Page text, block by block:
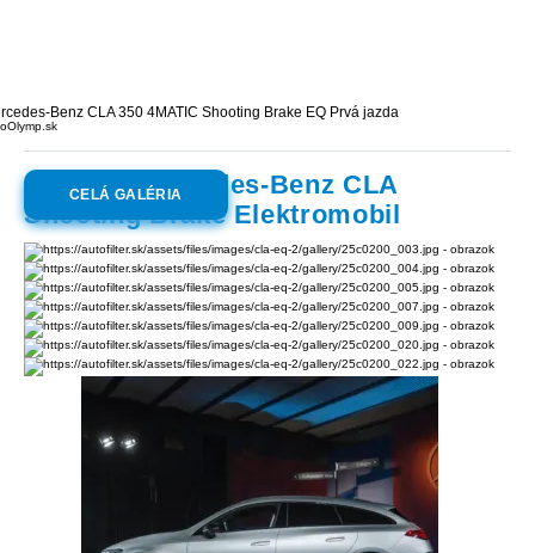
Benz CLA 350 4MATIC Shooting Brake EQ Prvá jazda
Galéria:Mercedes-Benz CLA
Shooting Brake Elektromobil
CELÁ GALÉRIA